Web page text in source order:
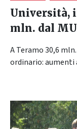
Università,
mln. dal
A Teramo 30,6
ordinario: